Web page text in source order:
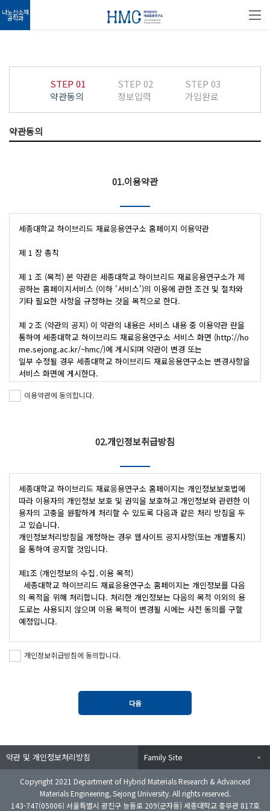
나노신소재
공학과
STEP 01
약관동의
STEP 02
정보입력
STEP 03
가입완료
약관동의
01.이용약관
세종대학교 하이브리드 재료응용연구소 홈페이지 이용약관
제 1 장 총칙
제 1 조 (목적) 본 약관은 세종대학교 하이브리드 재료응용연구소가 제
공하는 홈페이지서비스 (이하 '서비스')의 이용에 관한 조건 및 절차와
기타 필요한 사항을 규정하는 것을 목적으로 한다.
제 2 조 (약관의 공지) 이 약관의 내용은 서비스 내용 중 이용약관 란을
통하여 세종대학교 하이브리드 재료응용연구소 서비스 화면 (http://ho
me.sejong.ac.kr/~hmc/)에 게시되며 약관이 변경 또는
일부 수정될 경우 세종대학교 하이브리드 재료응용연구소는 변경사항을
서비스 화면에 게시한다.
제 3 조 (약관외 준칙) 이 약관에 명시되지 않은 사항은 관계 법령에 규
제 4 조 (용어의 정의) 이 약관에서 사용하는 용어의 정의는 다음과 같이
관에 따라 세종대학교 하이브리드 재료응용연구소 Site가 제공하는 서
비스를 받는 자
2. 아이디(ID) : 회원 식별과 회원의 서비스 이용을 위하여 회원이 선정
하고 세종대학교 하이브리드 재료응용연구소가 승인하는 문자와 숫자의
조합
3. 비밀번호 : 회원의 비밀 보호를 위해 회원 자신이 설정한 문자와 숫
자의 조합
교 하이브리드 재료응용연구소 에서 선정한 사람
개통 후 이용계약을 해약 하는 것
제 5 조 (서비스의 중단)
1. 세종대학교 하이브리드 재료응용연구소는 시스템 등 장치의 보수점
검 및 해체, 시스템의 고장, 통신의 두절, 기타 불가항력적 사유가 발생
한 경우에는 서비스의 제공을
제공이 일시적으로 중단됨으로 인하여 회원 또는 제 3자가 입은 손해에
대하여는 배상하지 아니한다.
제 6 조 (약관 외 준칙)본 약관에 명시되지 않은 사항은 전자거래 기본
법, 전자서명법 및 기타 관련 법령의 규정에 의한다.
제 2 장 서비스 이용 계약
제 7 조 (이용계약의 성립)
이용약관에 동의합니다.
02.개인정보취급방침
세종대학교 하이브리드 재료응용연구소 홈페이지는 개인정보보호법에
따라 이용자의 개인정보 보호 및 권익을 보호하고 개인정보와 관련한 이
용자의 고충을 원활하게 처리할 수 있도록 다음과 같은 처리 방침을 두
고 있습니다.
개인정보처리방침을 개정하는 경우 웹사이트 공지사항(또는 개별통지)
을 통하여 공지할 것입니다.
제1조 (개인정보의 수집․이용 목적)
의 목적을 위해 처리합니다. 처리한 개인정보는 다음의 목적 이외의 용
도로는 사용되지 않으며 이용 목적이 변경될 시에는 사전 동의를 구할
예정입니다.
가. 서비스 제공
나. 회원 가입 및 관리
정보를 처리합니다.
세종대학교 하이브리드 재료응용연구소 홈페이지는 회원가입, 각종 서
비스 제공을 위해 수집하는 개인정보의 항목 및 수집 방법은 다음과 같
습니다.
가. 개인정보 파일명 : 회원정보
개인정보취급방침에 동의합니다.
다음
약관 및 개인정보처리방침 Family Site
Copyright 2021 Department of Hybrid Materials Research & Advanced
Materials Engineering, Sejong University. All rights reserved.
143-747(05006) 서울특별시 광진구 능동로 209(군자동) 세종대학교 충무관 817호